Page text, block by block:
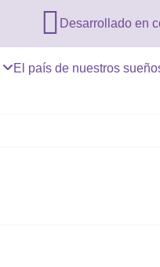
 Desarrollado en
El país de nuestros